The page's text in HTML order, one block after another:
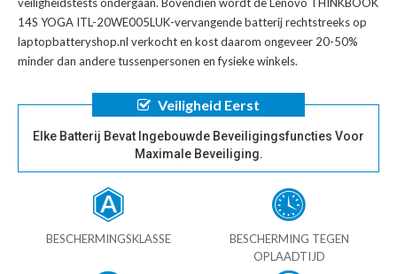
veiligheidstests ondergaan. Bovendien wordt de Lenovo THINKBOOK
14S YOGA ITL-20WE005LUK-vervangende batterijrechtstreeks op
laptopbatteryshop.nl verkocht en kost daarom ongeveer 20-50%
minder dan andere tussenpersonen en fysieke winkels.
Veiligheid Eerst
Elke Batterij Bevat Ingebouwde Beveiligingsfuncties Voor
Maximale Beveiliging.
BESCHERMINGSKLASSE
BESCHERMING TEGEN
OPLAADTIJD